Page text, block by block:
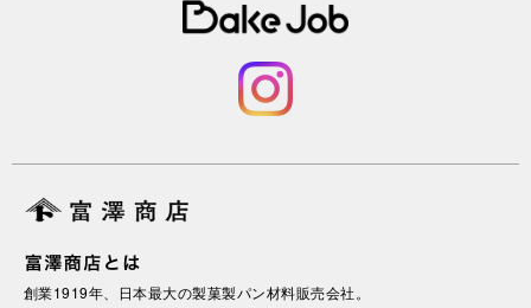
創業1919年、日本最大の製菓製パン材料販売会社。